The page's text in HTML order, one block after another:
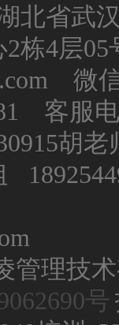
北省武
栋4层05
微
客服电
胡
管理技
号